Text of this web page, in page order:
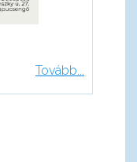
Tovább...